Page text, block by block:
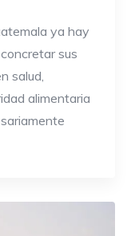
ya hay
sus
salud,
alimentaria